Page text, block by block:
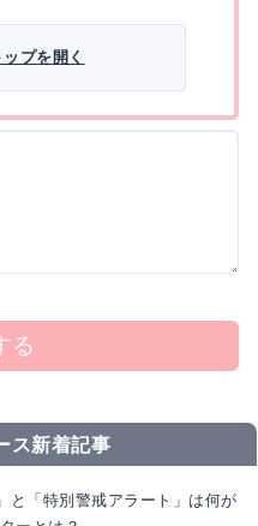
プを開く
る
ス新着記事
と「特別警戒アラート」は何が